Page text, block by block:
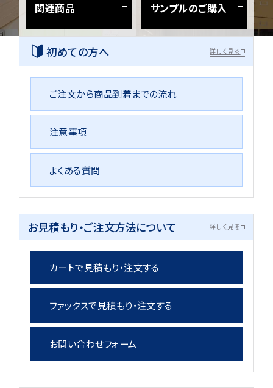
関連商品 サンプルのご購入
初めての方へ 詳しく見る
ご注文から商品到着までの流れ
注意事項
よくある質問
お見積もり・ご注文方法について 詳しく見る
カートで見積もり・注文する
ファックスで見積もり・注文する
お問い合わせフォーム